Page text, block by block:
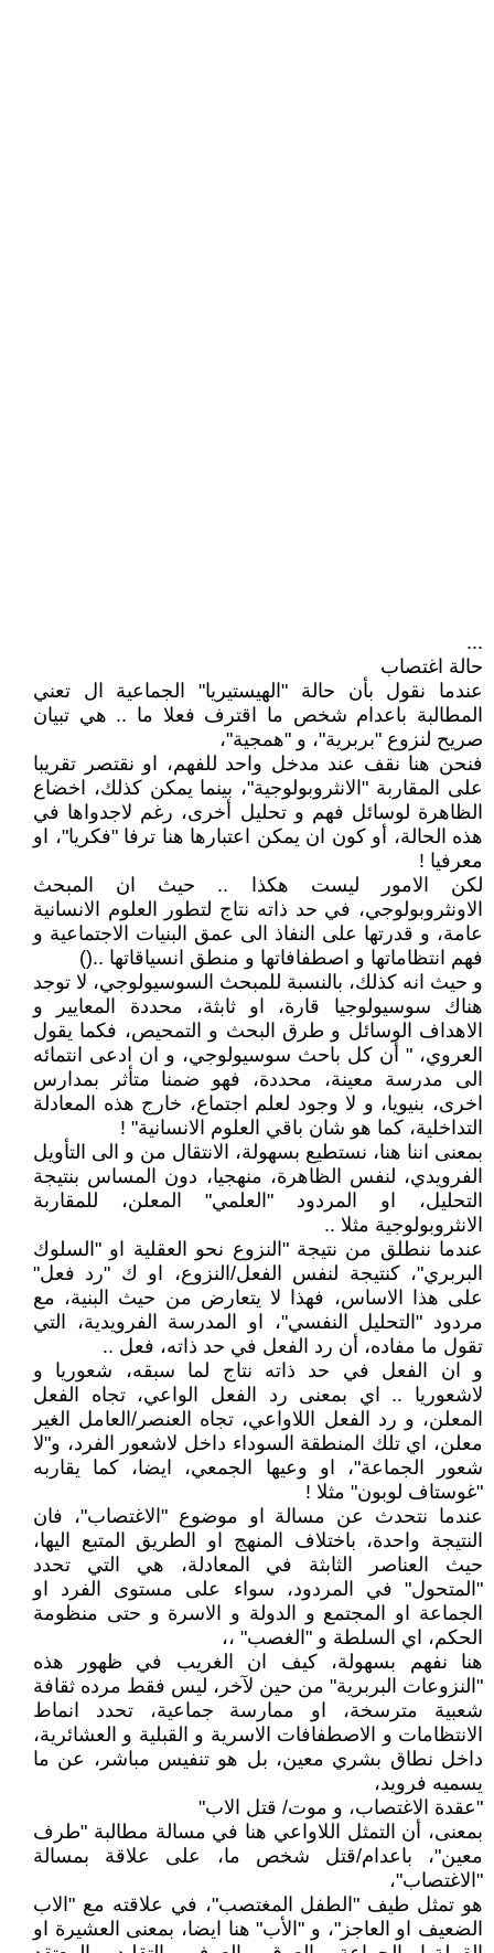
...
حالة اغتصاب
عندما نقول بأن حالة "الهيستيريا" الجماعية ال تعني
المطالبة باعدام شخص ما اقترف فعلا ما .. هي تبيان
صريح لنزوع "بربرية"، و "همجية"،
فنحن هنا نقف عند مدخل واحد للفهم، او نقتصر تقريبا
على المقاربة "الانثروبولوجية"، بينما يمكن كذلك، اخضاع
الظاهرة لوسائل فهم و تحليل أخرى، رغم لاجدواها في
هذه الحالة، أو كون ان يمكن اعتبارها هنا ترفا "فكريا"، او
معرفيا !
لكن الامور ليست هكذا .. حيث ان المبحث
الاونثروبولوجي، في حد ذاته نتاج لتطور العلوم الانسانية
عامة، و قدرتها على النفاذ الى عمق البنيات الاجتماعية و
فهم انتظاماتها و اصطفافاتها و منطق انسياقاتها ..()
و حيث انه كذلك، بالنسبة للمبحث السوسيولوجي، لا توجد
هناك سوسيولوجيا قارة، او ثابثة، محددة المعايير و
الاهداف الوسائل و طرق البحث و التمحيص، فكما يقول
العروي، " أن كل باحث سوسيولوجي، و ان ادعى انتمائه
الى مدرسة معينة، محددة، فهو ضمنا متأثر بمدارس
اخرى، بنيويا، و لا وجود لعلم اجتماع، خارج هذه المعادلة
التداخلية، كما هو شان باقي العلوم الانسانية" !
بمعنى اننا هنا، نستطيع بسهولة، الانتقال من و الى التأويل
الفرويدي، لنفس الظاهرة، منهجيا، دون المساس بنتيجة
التحليل، او المردود "العلمي" المعلن، للمقاربة
الانثروبولوجية مثلا ..
عندما ننطلق من نتيجة "النزوع نحو العقلية او "السلوك
البربري"، كنتيجة لنفس الفعل/النزوع، او ك "رد فعل"
على هذا الاساس، فهذا لا يتعارض من حيث البنية، مع
مردود "التحليل النفسي"، او المدرسة الفرويدية، التي
تقول ما مفاده، أن رد الفعل في حد ذاته، فعل ..
و ان الفعل في حد ذاته نتاج لما سبقه، شعوريا و
لاشعوريا .. اي بمعنى رد الفعل الواعي، تجاه الفعل
المعلن، و رد الفعل اللاواعي، تجاه العنصر/العامل الغير
معلن، اي تلك المنطقة السوداء داخل لاشعور الفرد، و"لا
شعور الجماعة"، او وعيها الجمعي، ايضا، كما يقاربه
"غوستاف لوبون" مثلا !
عندما نتحدث عن مسالة او موضوع "الاغتصاب"، فان
النتيجة واحدة، باختلاف المنهج او الطريق المتبع اليها،
حيث العناصر الثابثة في المعادلة، هي التي تحدد
"المتحول" في المردود، سواء على مستوى الفرد او
الجماعة او المجتمع و الدولة و الاسرة و حتى منظومة
الحكم، اي السلطة و "الغصب" ،،
هنا نفهم بسهولة، كيف ان الغريب في ظهور هذه
"النزوعات البربرية" من حين لآخر، ليس فقط مرده ثقافة
شعبية مترسخة، او ممارسة جماعية، تحدد انماط
الانتظامات و الاصطفافات الاسرية و القبلية و العشائرية،
داخل نطاق بشري معين، بل هو تنفيس مباشر، عن ما
يسميه فرويد،
"عقدة الاغتصاب، و موت/ قتل الاب"
بمعنى، أن التمثل اللاواعي هنا في مسالة مطالبة "طرف
معين"، باعدام/قتل شخص ما، على علاقة بمسالة
"الاغتصاب"،
هو تمثل طيف "الطفل المغتصب"، في علاقته مع "الاب
الضعيف او العاجز"، و "الأب" هنا ايضا، بمعنى العشيرة او